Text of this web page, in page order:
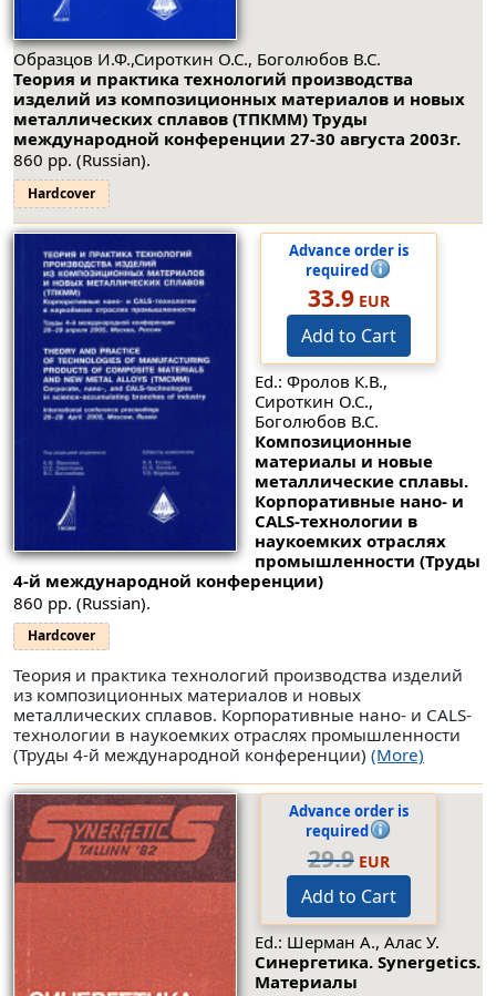
Образцов И.Ф.,Сироткин О.С., Боголюбов В.С.
Теория и практика технологий производства
изделий из композиционных материалов и новых
металлических сплавов (ТПКММ) Труды
международной конференции 27-30 августа 2003г.
860 pp. (Russian).
Hardcover
Advance order is
required
33.9EUR
Add to Cart
Ed.: Фролов К.В.,
Сироткин О.С.,
Боголюбов В.С.
Композиционные
материалы и новые
металлические сплавы.
Корпоративные нано- и
CALS-технологии в
наукоемких отраслях
промышленности (Труды
4-й международной конференции)
860 pp. (Russian).
Hardcover
Теория и практика технологий производства изделий
из композиционных материалов и новых
металлических сплавов. Корпоративные нано- и CALS-
технологии в наукоемких отраслях промышленности
(Труды 4-й международной конференции) (More)
Advance order is
required
29.9EUR
Add to Cart
Ed.: Шерман А., Алас У.
Синергетика. Synergetics.
Материалы